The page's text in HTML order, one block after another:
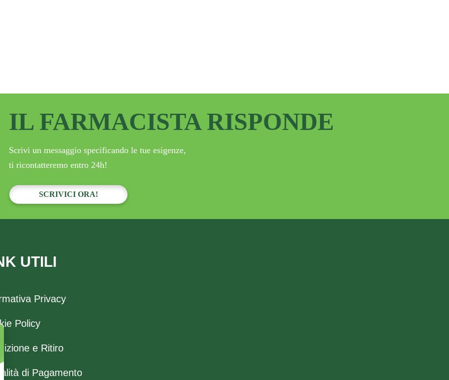
IL FARMACISTA RISPONDE
Scrivi un messaggio specificando le tue esigenze,
ti ricontatteremo entro 24h!
SCRIVICI ORA!
UTILI
Privacy
Policy
e Ritiro
di Pagamento